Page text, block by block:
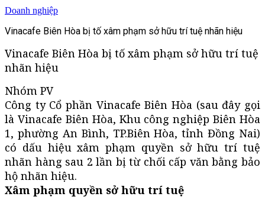
Doanh nghiệp
Vinacafe Biên Hòa bị tố xâm phạm sở hữu trí tuệ nhãn hiệu
Vinacafe Biên Hòa bị tố xâm phạm sở hữu trí tuệ
nhãn hiệu
Nhóm PV
Công ty Cổ phần Vinacafe Biên Hòa (sau đây gọi
là Vinacafe Biên Hòa, Khu công nghiệp Biên Hòa
1, phường An Bình, TP.Biên Hòa, tỉnh Đồng Nai)
có dấu hiệu xâm phạm quyền sở hữu trí tuệ
nhãn hàng sau 2 lần bị từ chối cấp văn bằng bảo
hộ nhãn hiệu.
Xâm phạm quyền sở hữu trí tuệ